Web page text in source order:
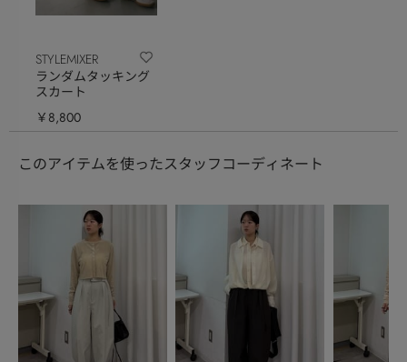
STYLEMIXER
ランダムタッキング
スカート
￥8,800
このアイテムを使ったスタッフコーディネート